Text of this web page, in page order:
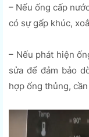
– Nếu ống cấp
có sự gấp khúc,
– Nếu phát hiện
sửa để đảm bảo
hợp ống thủng,